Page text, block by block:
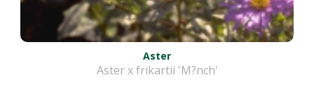
Aster
Aster x frikartii 'M?nch'